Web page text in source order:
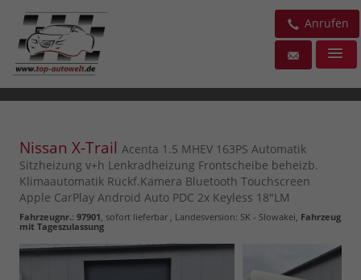
Anrufen
Nissan X-Trail Acenta 1.5 MHEV 163PS Automatik
Sitzheizung v+h Lenkradheizung Frontscheibe beheizb.
Klimaautomatik Rückf.Kamera Bluetooth Touchscreen
Apple CarPlay Android Auto PDC 2x Keyless 18"LM
Fahrzeugnr.: 97901 sofort lieferbar , Landesversion: SK - Slowakei, Fahrzeug
mit Tageszulassung